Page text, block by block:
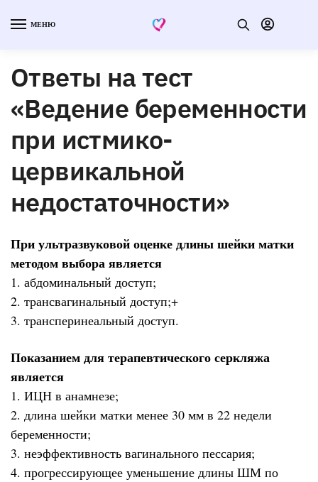
МЕНЮ
Ответы на тест
«Ведение беременности
при истмико-
цервикальной
недостаточности»
При ультразвуковой оценке длины шейки матки
методом выбора является
1. абдоминальный доступ;
2. трансвагинальный доступ;+
3. трансперинеальный доступ.
Показанием для терапевтического серкляжа
является
1. ИЦН в анамнезе;
2. длина шейки матки менее 30 мм в 22 недели
беременности;
3. неэффективность вагинального пессария;
4. прогрессирующее уменьшение длины ШМ по